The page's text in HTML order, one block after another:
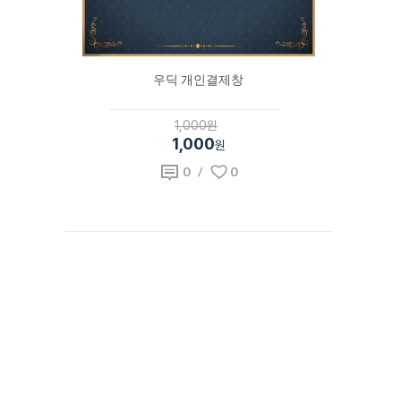
우딕 개인결제창
1,000원
1,000원
0/ 0